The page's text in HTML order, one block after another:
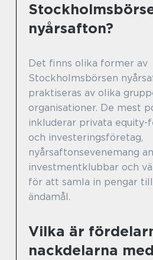
nyårsafton?
Det finns olika former av
Stockholmsbörsen
praktiseras av olika
organisationer. De mest
inkluderar privata
och investeringsföretag,
nyårsaftonsevenemang
investmentklubbar och
för att samla in pengar
ändamål.
Vilka är
nackdelarna med